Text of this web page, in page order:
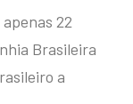
22
Brasileira
a